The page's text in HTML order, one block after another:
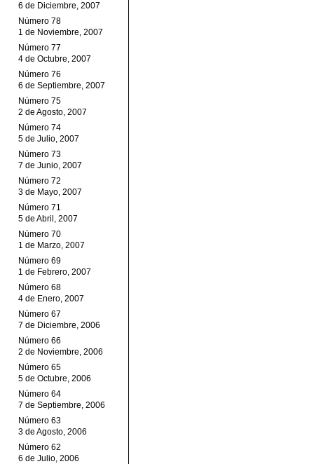
6 de Diciembre, 2007
Número 78
1 de Noviembre, 2007
Número 77
4 de Octubre, 2007
Número 76
6 de Septiembre, 2007
Número 75
2 de Agosto, 2007
Número 74
5 de Julio, 2007
Número 73
7 de Junio, 2007
Número 72
3 de Mayo, 2007
Número 71
5 de Abril, 2007
Número 70
1 de Marzo, 2007
Número 69
1 de Febrero, 2007
Número 68
4 de Enero, 2007
Número 67
7 de Diciembre, 2006
Número 66
2 de Noviembre, 2006
Número 65
5 de Octubre, 2006
Número 64
7 de Septiembre, 2006
Número 63
3 de Agosto, 2006
Número 62
6 de Julio, 2006